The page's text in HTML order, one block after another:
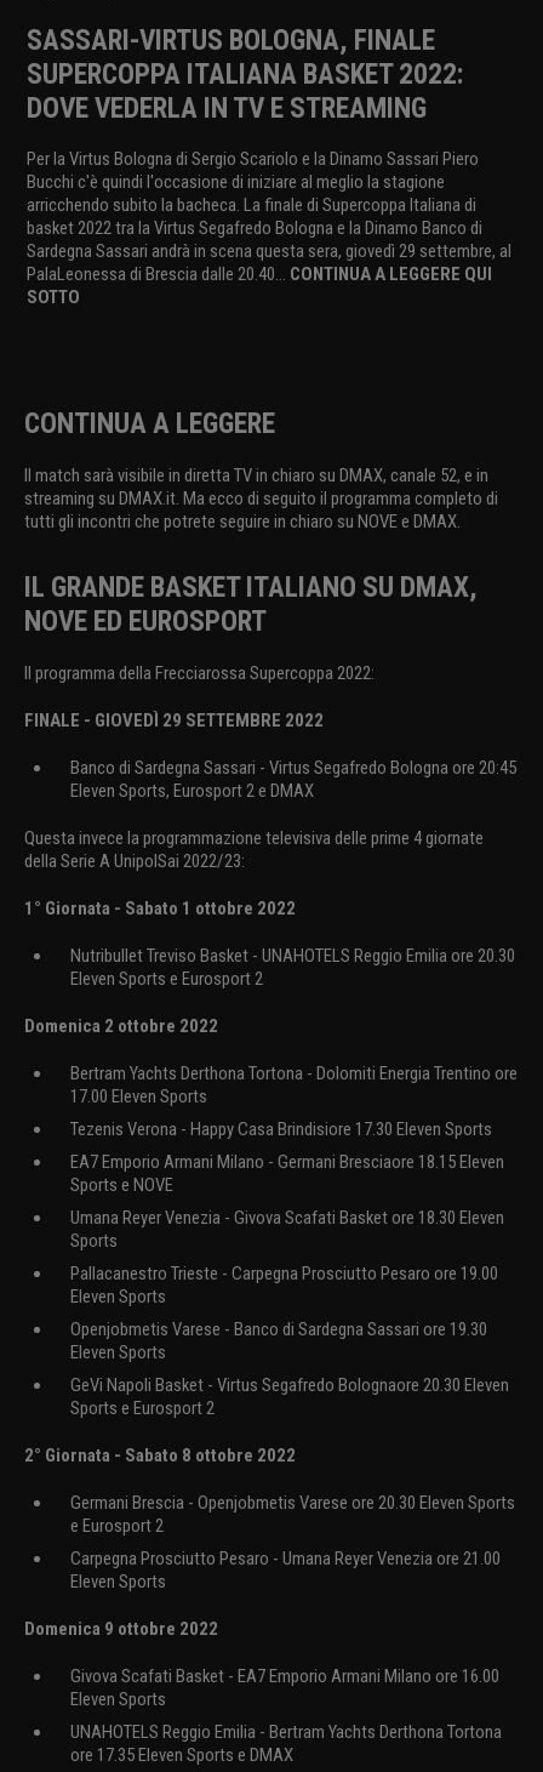
SASSARI-VIRTUS BOLOGNA, FINALE
SUPERCOPPA ITALIANA BASKET 2022:
DOVE VEDERLA IN TV E STREAMING
Per la Virtus Bologna di Sergio Scariolo e la Dinamo Sassari Piero
Bucchi c'è quindi l'occasione di iniziare al meglio la stagione
arricchendo subito la bacheca. La finale di Supercoppa Italiana di
basket 2022 tra la Virtus Segafredo Bologna e la Dinamo Banco di
Sardegna Sassari andrà in scena questa sera, giovedì 29 settembre, al
PalaLeonessa di Brescia dalle 20.40... CONTINUA A LEGGERE QUI
SOTTO
CONTINUA A LEGGERE
Il match sarà visibile in diretta TV in chiaro su DMAX, canale 52, e in
streaming su DMAX.it. Ma ecco di seguito il programma completo di
tutti gli incontri che potrete seguire in chiaro su NOVE e DMAX.
IL GRANDE BASKET ITALIANO SU DMAX,
NOVE ED EUROSPORT
Il programma della Frecciarossa Supercoppa 2022:
FINALE - GIOVEDÌ 29 SETTEMBRE 2022
Banco di Sardegna Sassari - Virtus Segafredo Bologna ore 20:45
Eleven Sports, Eurosport 2 e DMAX
Questa invece la programmazione televisiva delle prime 4 giornate
della Serie A UnipolSai 2022/23:
1° Giornata - Sabato 1 ottobre 2022
Nutribullet Treviso Basket - UNAHOTELS Reggio Emilia ore 20.30
Eleven Sports e Eurosport 2
Domenica 2 ottobre 2022
Bertram Yachts Derthona Tortona - Dolomiti Energia Trentino ore
17.00 Eleven Sports
Tezenis Verona - Happy Casa Brindisiore 17.30 Eleven Sports
EA7 Emporio Armani Milano - Germani Bresciaore 18.15 Eleven
Sports e NOVE
Umana Reyer Venezia - Givova Scafati Basket ore 18.30 Eleven
Sports
Pallacanestro Trieste - Carpegna Prosciutto Pesaro ore 19.00
Eleven Sports
Openjobmetis Varese - Banco di Sardegna Sassari ore 19.30
Eleven Sports
GeVi Napoli Basket - Virtus Segafredo Bolognaore 20.30 Eleven
Sports e Eurosport 2
2° Giornata - Sabato 8 ottobre 2022
Germani Brescia - Openjobmetis Varese ore 20.30 Eleven Sports
e Eurosport 2
Carpegna Prosciutto Pesaro - Umana Reyer Venezia ore 21.00
Eleven Sports
Domenica 9 ottobre 2022
Givova Scafati Basket - EA7 Emporio Armani Milano ore 16.00
Eleven Sports
UNAHOTELS Reggio Emilia - Bertram Yachts Derthona Tortona
ore 17.35 Eleven Sports e DMAX